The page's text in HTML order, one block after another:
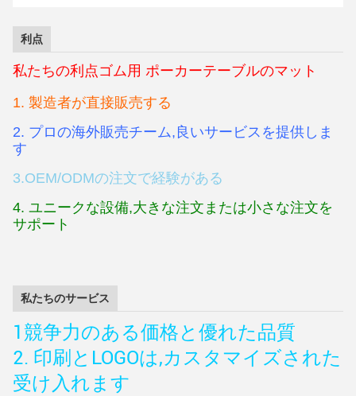
利点
私たちの利点ゴム用 ポーカーテーブルのマット
1. 製造者が直接販売する
2. プロの海外販売チーム,良いサービスを提供しま
す
3.OEM/ODMの注文で経験がある
4. ユニークな設備,大きな注文または小さな注文を
サポート
私たちのサービス
1競争力のある価格と優れた品質
2. 印刷とLOGOは,カスタマイズされた
受け入れます